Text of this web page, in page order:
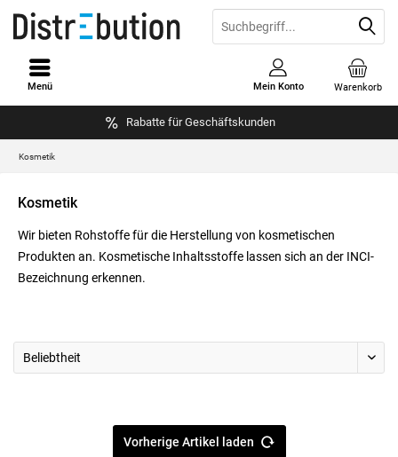
Rabatte für Geschäftskunden
Warenkorb
Mein Konto
Menü
Kosmetik
Kosmetik
Wir bieten Rohstoffe für die Herstellung von kosmetischen
Produkten an. Kosmetische Inhaltsstoffe lassen sich an der INCI-
Bezeichnung erkennen.
Vorherige Artikel laden